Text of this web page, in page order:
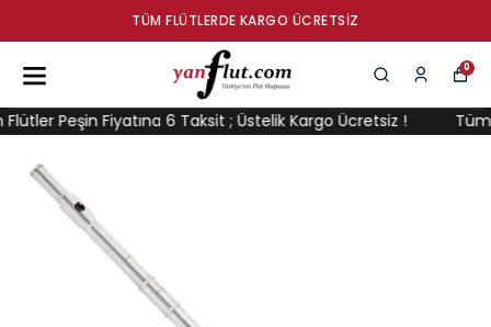
TÜM FLÜTLERDE KARGO ÜCRETSIZ
0
Peşin Fiyatına 6 Taksit ; Üstelik Kargo Ücretsiz ! Tüm